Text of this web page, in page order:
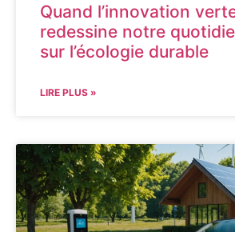
Quand l’innovation
redessine notre
sur l’écologie durable
LIRE PLUS »